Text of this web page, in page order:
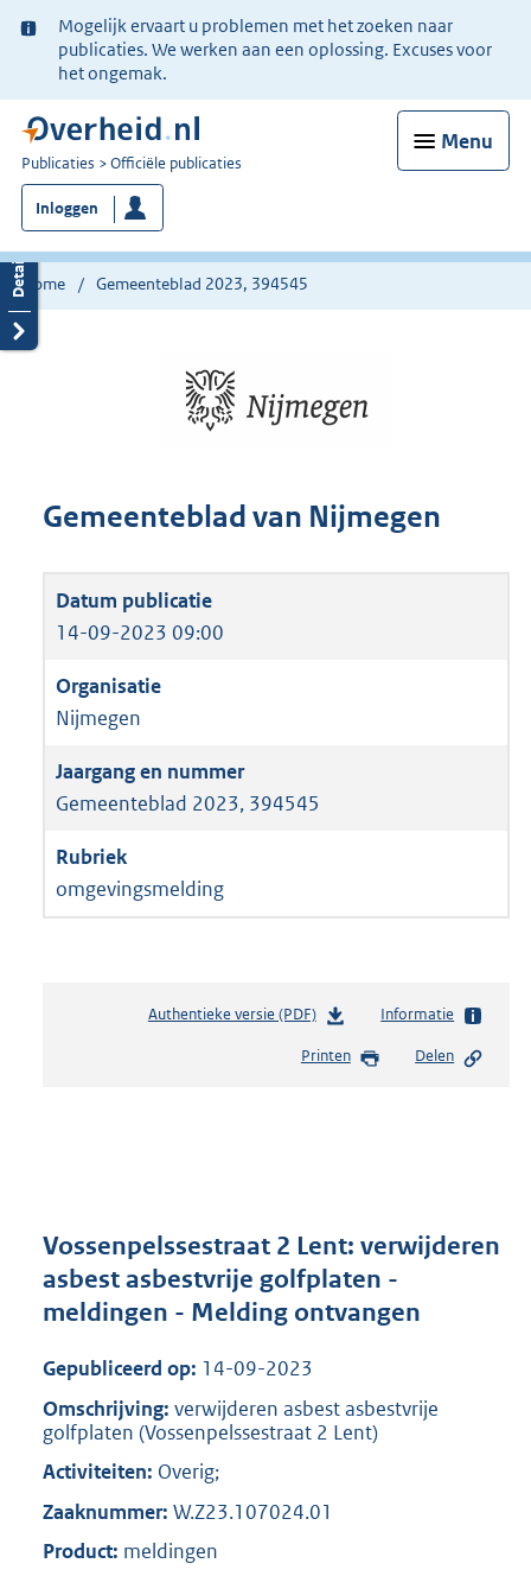
Ter
informatie:
Mogelijk ervaart u problemen met het zoeken naar
publicaties. We werken aan een oplossing. Excuses voor
het ongemak.
Menu
U
bent
nu
hier:
Publicaties Officiële publicaties
Inloggen
Home Gemeenteblad 2023, 394545
Gemeenteblad van Nijmegen
14-09-2023 09:00
Nijmegen
Gemeenteblad 2023, 394545
omgevingsmelding
Authentieke versie (PDF)b
s
r
o
t
6
9
b
Informatie
Printen Delen
Vossenpelssestraat 2 Lent: verwijderen
asbest asbestvrije golfplaten -
meldingen - Melding ontvangen
Gepubliceerd op: 14-09-2023
Omschrijving: verwijderen asbest asbestvrije
golfplaten (Vossenpelssestraat 2 Lent)
Activiteiten: Overig;
Zaaknummer: W.Z23.107024.01
Product: meldingen